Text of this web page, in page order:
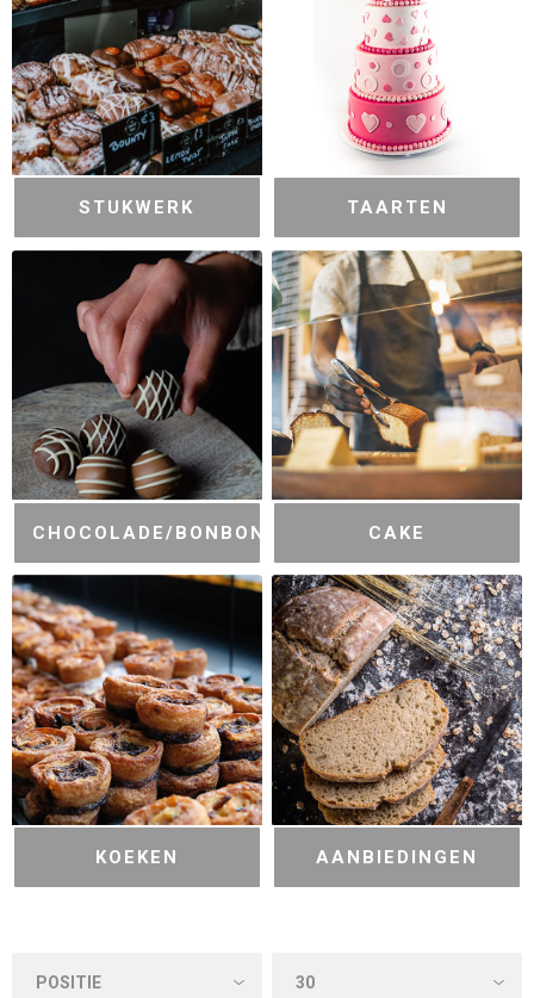
STUKWERK TAARTEN
CHOCOLADE/BONBONS CAKE
KOEKEN AANBIEDINGEN